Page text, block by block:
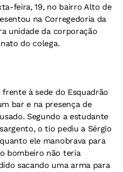
feira, 19, no bairro Alto de
na Corregedoria da
unidade da corporação
do colega.
à sede do Esquadrão
bar e na presença de
Segundo a estudante
o tio pediu a Sérgio
ele manobrava para
bombeiro não teria
sacando uma arma para